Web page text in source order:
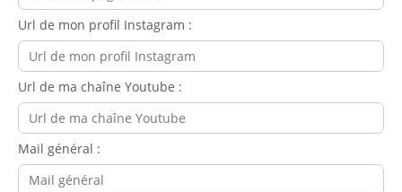
Url de mon profil Instagram :
Url de ma chaîne Youtube :
Mail général :